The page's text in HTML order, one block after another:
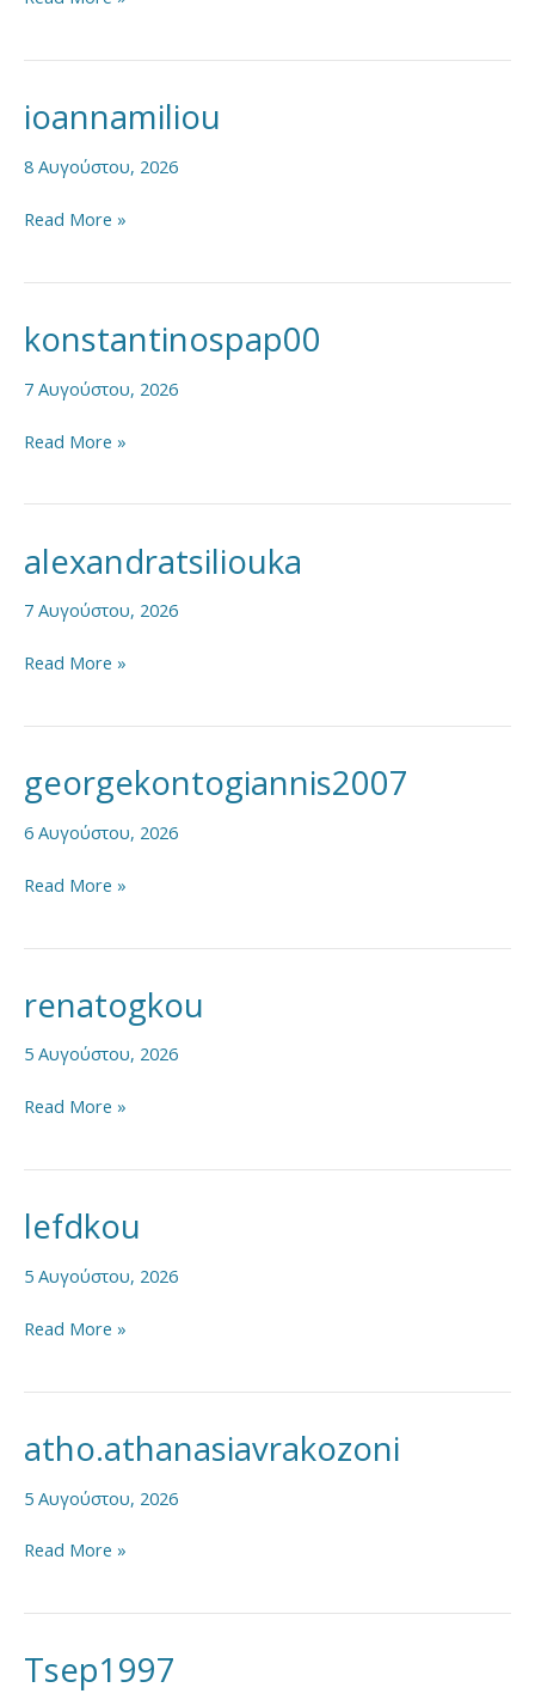
ioannamiliou
8 Αυγούστου, 2026
ioannamiliou
Read More »
konstantinospap00
7 Αυγούστου, 2026
konstantinospap00
Read More »
alexandratsiliouka
7 Αυγούστου, 2026
alexandratsiliouka
Read More »
georgekontogiannis2007
6 Αυγούστου, 2026
georgekontogiannis2007
Read More »
renatogkou
5 Αυγούστου, 2026
renatogkou
Read More »
lefdkou
5 Αυγούστου, 2026
lefdkou
Read More »
atho.athanasiavrakozoni
5 Αυγούστου, 2026
atho.athanasiavrakozoni
Read More »
Tsep1997
Tsep1997